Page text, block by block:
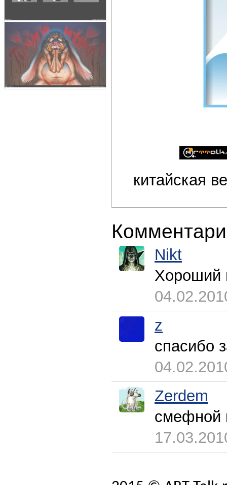
китайская
Nikt
Хороший
z
спасибо
Zerdem
смефной